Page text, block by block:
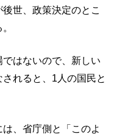
世、政策決定のとこ
はないので、新しい
れると、1人の国民と
、省庁側と「このよ